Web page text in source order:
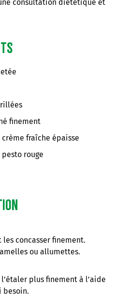
consultation diététique et
finement
fraîche épaisse
rouge
concasser finement.
ou allumettes.
plus finement à l’aide
besoin.